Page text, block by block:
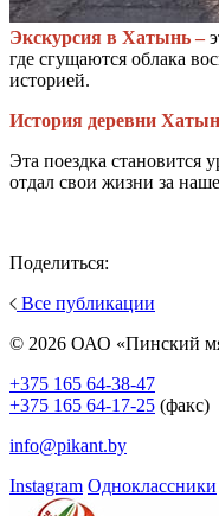
Экскурсия в Хатынь –
где сгущаются облака
историей.
История деревни
Эта поездка становится
отдал свои жизни за
Поделиться:
Все публикации
© 2026 ОАО «Пинский
+375 165 64-38-47
+375 165 64-17-25 (факс)
info@pikant.by
Instagram Одноклассники